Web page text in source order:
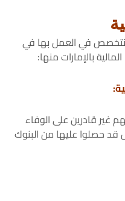
نتخصص في العمل بها في
بالإمارات منها:
غير قادرين على الوفاء
قد حصلوا عليها من البنوك